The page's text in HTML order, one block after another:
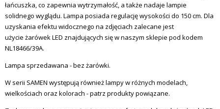
łańcuszka, co zapewnia wytrzymałość, a także nadaje lampie
solidnego wyglądu. Lampa posiada regulację wysokości do 150 cm. Dla
uzyskania efektu widocznego na zdjęciach zalecane jest
użycie żarówek LED znajdujących się w naszym sklepie pod kodem
NL18466/39A.
Lampa sprzedawana - bez żarówki.
W serii SAMEN występują również lampy w różnych modelach,
wielkościach oraz kolorach - patrz produkty powiązane.